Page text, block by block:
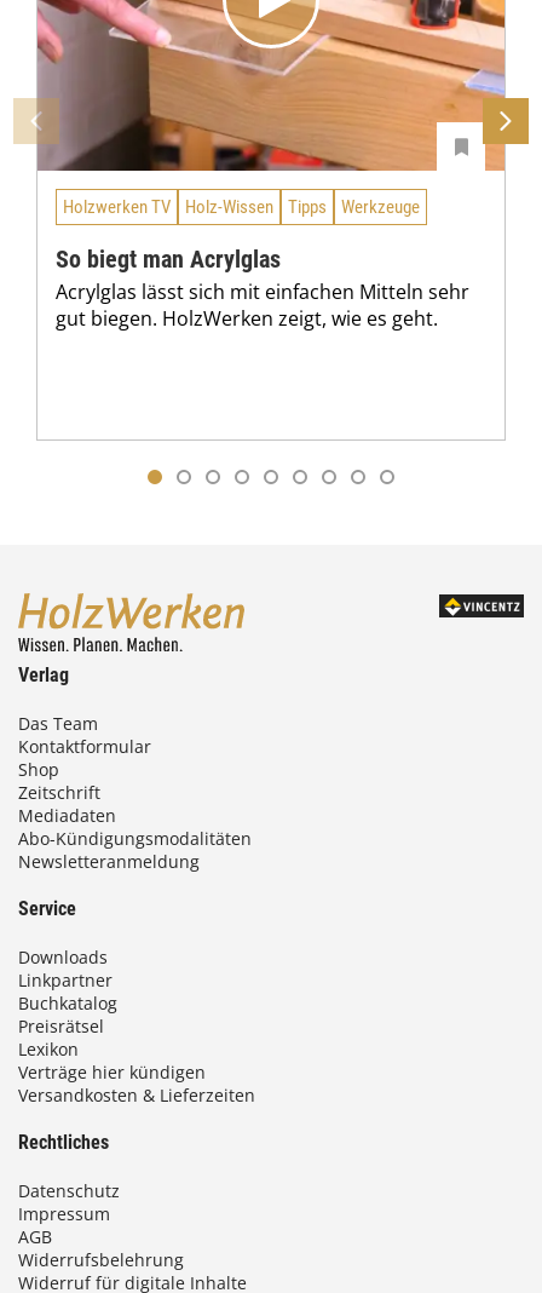
Holzwerken TV Holz-Wissen Tipps Werkzeuge
So biegt man Acrylglas
Acrylglas lässt sich mit einfachen Mitteln sehr
gut biegen. HolzWerken zeigt, wie es geht.
Verlag
Das Team
Kontaktformular
Shop
Zeitschrift
Mediadaten
Abo-Kündigungsmodalitäten
Newsletteranmeldung
Service
Downloads
Linkpartner
Buchkatalog
Preisrätsel
Lexikon
Verträge hier kündigen
Versandkosten & Lieferzeiten
Rechtliches
Datenschutz
Impressum
AGB
Widerrufsbelehrung
Widerruf für digitale Inhalte